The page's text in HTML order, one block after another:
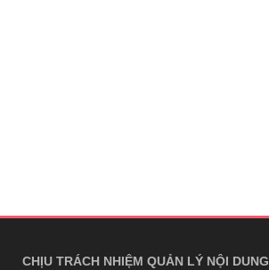
CHỊU TRÁCH NHIỆM QUẢN LÝ NỘI DUNG